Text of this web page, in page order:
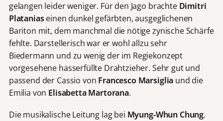
gelangen leider weniger. Für den Jago brachte Dimitri
Plataniaseinen dunkel gefärbten, ausgeglichenen
Bariton mit, dem manchmal die nötige zynische Schärfe
fehlte. Darstellerisch war er wohl allzu sehr
Biedermann und zu wenig der im Regiekonzept
vorgesehene hasserfüllte Drahtzieher. Sehr gut und
passend der Cassio von Francesco Marsiglia und die
Emilia von Elisabetta Martorana.
Die musikalische Leitung lag bei Myung-Whun Chung.